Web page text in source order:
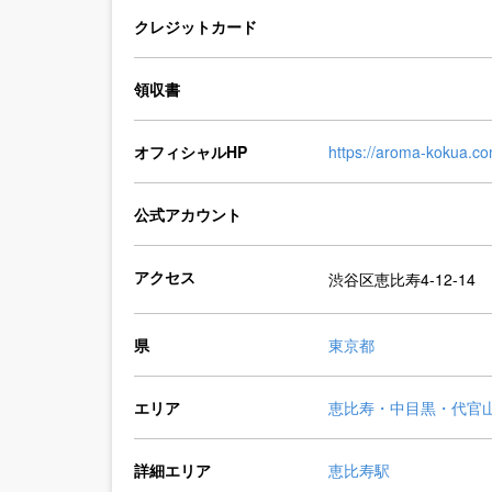
クレジットカード
領収書
オフィシャルHP https://aroma-
公式アカウント
アクセス 渋谷区恵比寿4-12-14
県 東京都
エリア 恵比寿・中目黒・代官
詳細エリア 恵比寿駅